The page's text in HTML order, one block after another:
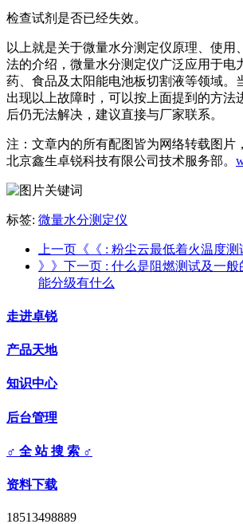
检查试剂是否已经失效。
以上就是关于微量水分测定仪原理、使用
法的介绍，微量水分测定仪广泛应用于电
药、食品及太阳能电池板切割液等领域。
出现以上故障时，可以按上面提到的方法
后仍无法解决，建议直接与厂家联系。
注：文章内的所有配图皆为网络转载图片
北京鑫生卓锐科技有限公司技术服务部。
标签: 微量水分测定仪
上一页《《 : 粉尘云最低着火温度
》》下一页 : 什么是阻燃测试及一
能分级有什么
走进卓锐
产品天地
知识中心
后台管理
♂ 全 站 搜 索 ♂
资料下载
18513498889